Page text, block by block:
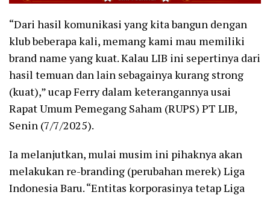
“Dari hasil komunikasi yang kita bangun dengan
klub beberapa kali, memang kami mau memiliki
brand name yang kuat. Kalau LIB ini sepertinya dari
hasil temuan dan lain sebagainya kurang strong
(kuat),” ucap Ferry dalam keterangannya usai
Rapat Umum Pemegang Saham (RUPS) PT LIB,
Senin (7/7/2025).
Ia melanjutkan, mulai musim ini pihaknya akan
melakukan re-branding (perubahan merek) Liga
Indonesia Baru. “Entitas korporasinya tetap Liga